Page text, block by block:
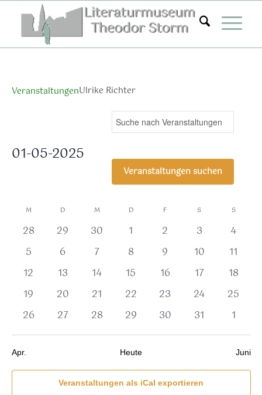
springen
VeranstaltungenUlrike Richter
Veranstaltungen
Suche
und
Ansichten,
Navigation
Suche
Bitte
Schlüsselwort
Suche
nach
Veranstaltungen
Veranstaltungen suchen
01-05-2025
Kalender
von
Veranstaltungen
M D M D F S S
0
Veranstaltungen,
28
0
Veranstaltungen,
29
0
Veranstaltungen,
30
0
Veranstaltungen,
1
0
Veranstaltungen,
2
0
3
0
4
0
Veranstaltungen,
5
0
Veranstaltungen,
6
0
Veranstaltungen,
7
0
Veranstaltungen,
8
0
Veranstaltungen,
9
0
10
0
11
0
Veranstaltungen,
12
0
Veranstaltungen,
13
0
Veranstaltungen,
14
0
Veranstaltungen,
15
0
Veranstaltungen,
16
0
17
0
18
0
Veranstaltungen,
19
0
Veranstaltungen,
20
0
Veranstaltungen,
21
0
Veranstaltungen,
22
0
Veranstaltungen,
23
0
24
0
25
0
26
0
27
0
28
0
29
0
30
0
31
0
1
Apr. Heute Juni
Veranstaltungen als iCal exportieren